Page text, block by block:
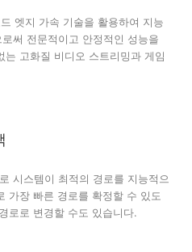
엣지 가속 기술을 활용하여 지능
써 전문적이고 안정적인 성능을
고화질 비디오 스트리밍과 게임
시스템이 최적의 경로를 지능적으
가장 빠른 경로를 확정할 수 있도
로로 변경할 수도 있습니다.